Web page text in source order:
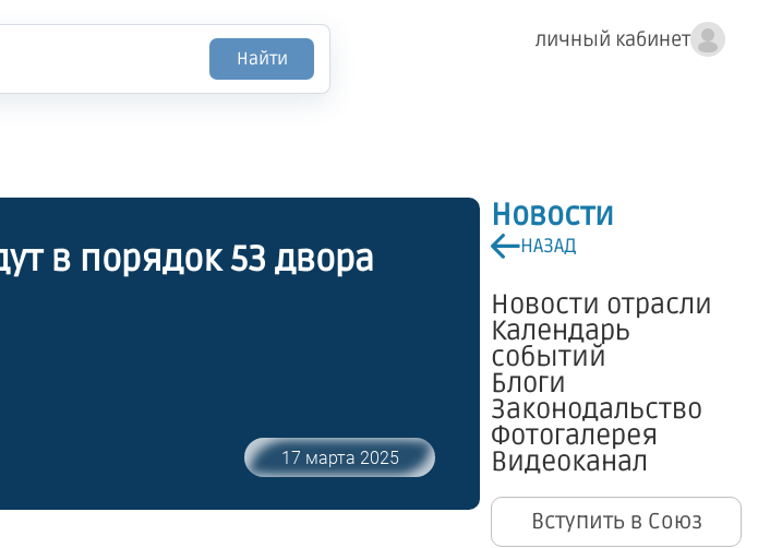
личный кабинет
Найти
Новости
НАЗАД
Новости отрасли
Календарь
событий
Блоги
Законодальство
Фотогалерея
Видеоканал
Вступить в Союз
в порядок 53 двора
17 марта 2025